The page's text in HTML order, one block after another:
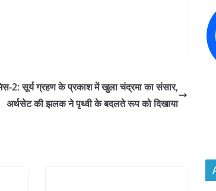
2: सूर्य ग्रहण के प्रकाश में खुला चंद्रमा का संसार,
अर्थसेट की झलक ने पृथ्वी के बदलते रूप को दिखाया
e
s